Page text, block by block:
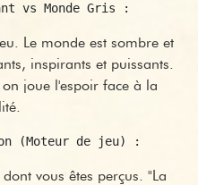
vs Monde Gris :
Le monde est sombre et
inspirants et puissants.
joue l'espoir face à la
(Moteur de jeu) :
vous êtes perçus. "La